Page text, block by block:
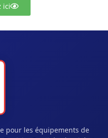
ici
pour les équipements de